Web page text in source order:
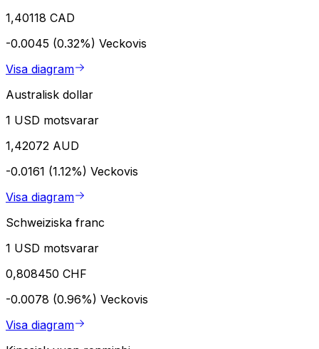
1,40118 CAD
-0.0045 (0.32%) Veckovis
Visa diagram
Australisk dollar
1 USD motsvarar
1,42072 AUD
-0.0161 (1.12%) Veckovis
Visa diagram
Schweiziska franc
1 USD motsvarar
0,808450 CHF
-0.0078 (0.96%) Veckovis
Visa diagram